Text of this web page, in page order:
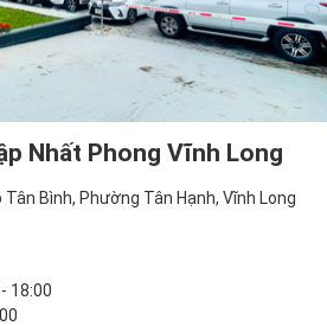
Nhất Phong Vĩnh Long
Tân Bình, Phường Tân Hạnh, Vĩnh Long
18:00